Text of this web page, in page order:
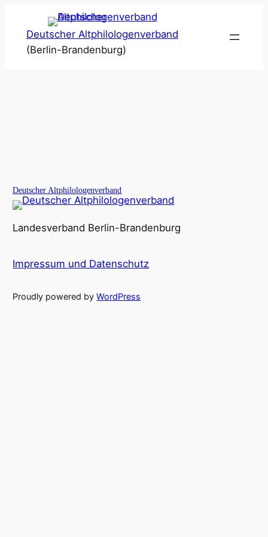
Inhalt
springen
Deutscher Altphilologenverband
(Berlin-Brandenburg)
Deutscher Altphilologenverband
Landesverband Berlin-Brandenburg
Impressum und Datenschutz
Proudly powered byWordPress